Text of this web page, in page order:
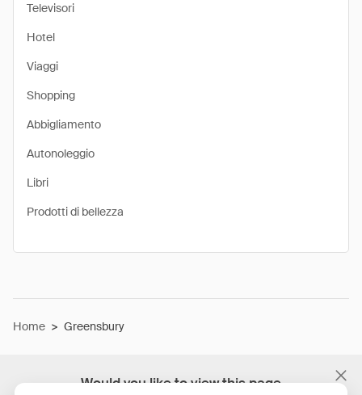
Would you like to view this page
Televisori
Hotel
Viaggi
Shopping
Abbigliamento
Autonoleggio
Libri
Prodotti di bellezza
Home > Greensbury